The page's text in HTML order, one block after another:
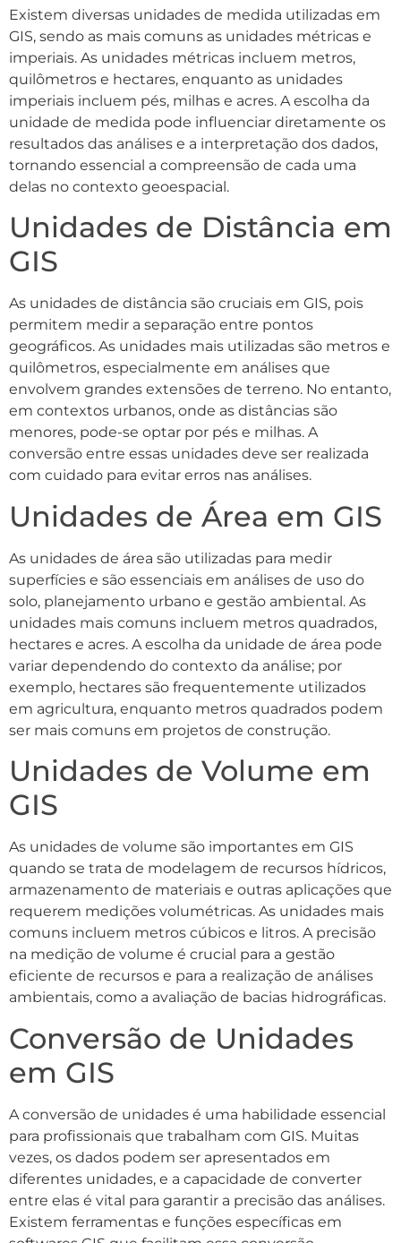
Existem diversas unidades de medida utilizadas em
GIS, sendo as mais comuns as unidades métricas e
imperiais. As unidades métricas incluem metros,
quilômetros e hectares, enquanto as unidades
imperiais incluem pés, milhas e acres. A escolha da
unidade de medida pode influenciar diretamente os
resultados das análises e a interpretação dos dados,
tornando essencial a compreensão de cada uma
delas no contexto geoespacial.
Unidades de Distância em
GIS
As unidades de distância são cruciais em GIS, pois
permitem medir a separação entre pontos
geográficos. As unidades mais utilizadas são metros e
quilômetros, especialmente em análises que
envolvem grandes extensões de terreno. No entanto,
em contextos urbanos, onde as distâncias são
menores, pode-se optar por pés e milhas. A
conversão entre essas unidades deve ser realizada
com cuidado para evitar erros nas análises.
Unidades de Área em GIS
As unidades de área são utilizadas para medir
superfícies e são essenciais em análises de uso do
solo, planejamento urbano e gestão ambiental. As
unidades mais comuns incluem metros quadrados,
hectares e acres. A escolha da unidade de área pode
variar dependendo do contexto da análise; por
exemplo, hectares são frequentemente utilizados
em agricultura, enquanto metros quadrados podem
ser mais comuns em projetos de construção.
Unidades de Volume em
GIS
As unidades de volume são importantes em GIS
quando se trata de modelagem de recursos hídricos,
armazenamento de materiais e outras aplicações que
requerem medições volumétricas. As unidades mais
comuns incluem metros cúbicos e litros. A precisão
na medição de volume é crucial para a gestão
eficiente de recursos e para a realização de análises
ambientais, como a avaliação de bacias hidrográficas.
Conversão de Unidades
em GIS
A conversão de unidades é uma habilidade essencial
para profissionais que trabalham com GIS. Muitas
vezes, os dados podem ser apresentados em
diferentes unidades, e a capacidade de converter
entre elas é vital para garantir a precisão das análises.
Existem ferramentas e funções específicas em